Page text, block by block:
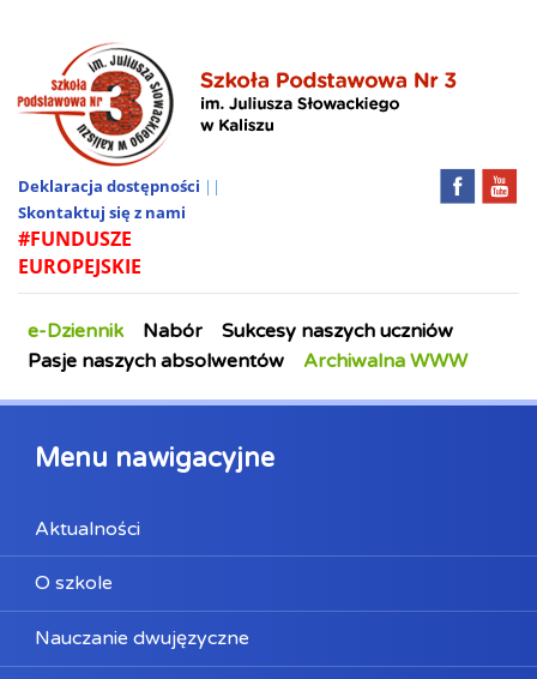
Deklaracja dostępności ||
Skontaktuj się z nami
#FUNDUSZE
EUROPEJSKIE
e-Dziennik Nabór
Sukcesy naszych uczniów
Pasje naszych absolwentów
Archiwalna WWW
Menu nawigacyjne
Aktualności
O szkole
Nauczanie dwujęzyczne